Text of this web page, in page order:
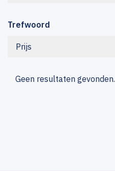
Trefwoord
Prijs
Geen resultaten gevonden.